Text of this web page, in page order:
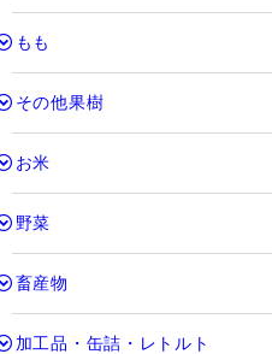
もも
その他果樹
お米
野菜
畜産物
加工品・缶詰・レトルト